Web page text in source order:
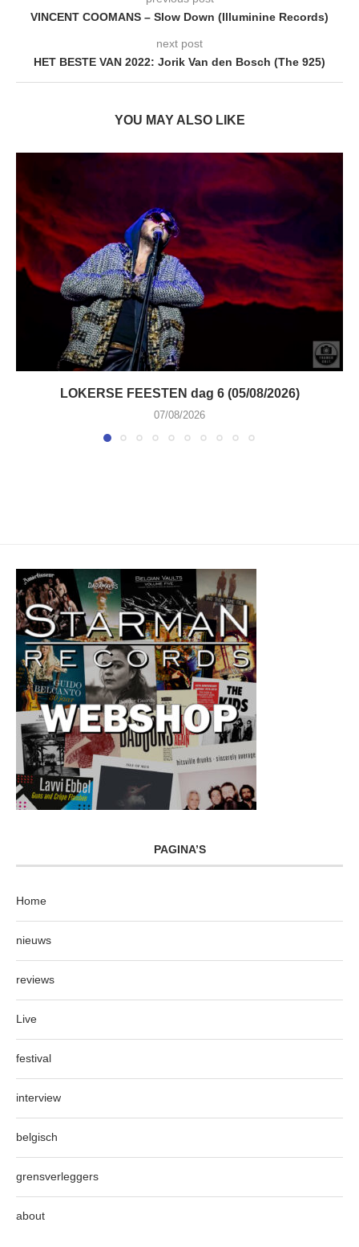
VINCENT COOMANS – Slow Down (Illuminine Records)
next post
HET BESTE VAN 2022: Jorik Van den Bosch (The 925)
YOU MAY ALSO LIKE
LOKERSE FEESTEN dag 6 (05/08/2026)
07/08/2026
PAGINA’S
Home
nieuws
reviews
Live
festival
interview
belgisch
grensverleggers
about